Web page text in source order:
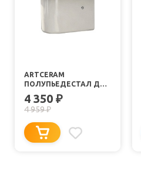
ARTCERAM
ПОЛУПЬЕДЕСТАЛ ДЛЯ
РАКОВИНЫ TEN TEC004
4 350 ₽
4 959₽